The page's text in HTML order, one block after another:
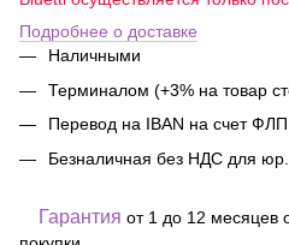
Подробнее о доставке
Наличными
Терминалом (+3% на товар
Перевод на IBAN на счет
Безналичная без НДС для
Гарантия от 1 до 12 месяцев